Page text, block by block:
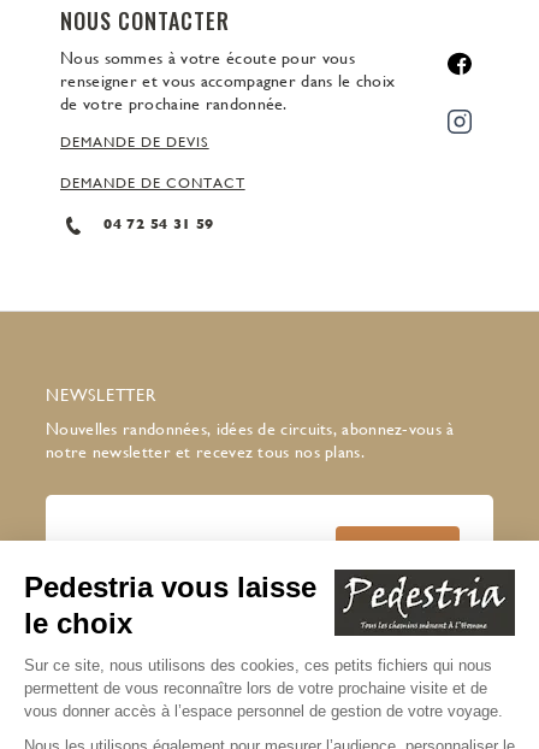
NOUS CONTACTER
Nous sommes à votre écoute pour vous
renseigner et vous accompagner dans le choix
de votre prochaine randonnée.
DEMANDE DE DEVIS
DEMANDE DE CONTACT
04 72 54 31 59
NEWSLETTER
Nouvelles randonnées, idées de circuits, abonnez-vous à
notre newsletter et recevez tous nos plans.
J’accepte de recevoir la newsletter
Pedestria
Lire notre politique de confidentialité
* champs obligatoires